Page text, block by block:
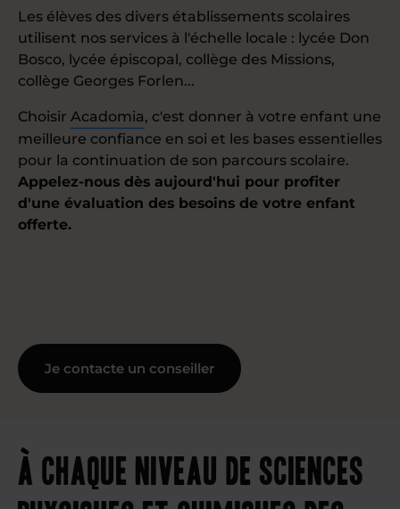
Les élèves des divers établissements scolaires
utilisent nos services à l'échelle locale : lycée Don
Bosco, lycée épiscopal, collège des Missions,
collège Georges Forlen...
Choisir Acadomia, c'est donner à votre enfant une
meilleure confiance en soi et les bases essentielles
pour la continuation de son parcours scolaire.
Appelez-nous dès aujourd'hui pour profiter
d'une évaluation des besoins de votre enfant
offerte.
Je contacte un conseiller
À chaque niveau de sciences